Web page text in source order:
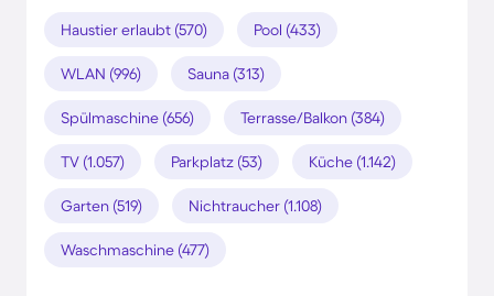
Haustier erlaubt (570) Pool (433)
WLAN (996) Sauna (313)
Spülmaschine (656) Terrasse/Balkon (384)
TV (1.057) Parkplatz (53) Küche (1.142)
Garten (519) Nichtraucher (1.108)
Waschmaschine (477)